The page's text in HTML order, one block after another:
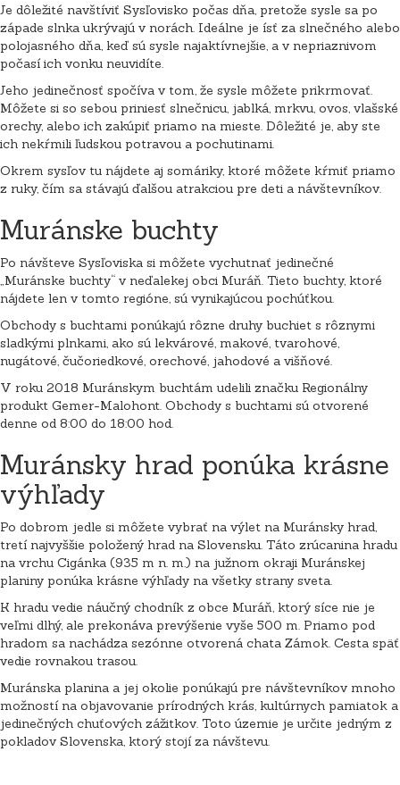
Je dôležité navštíviť Sysľovisko počas dňa, pretože sysle sa po
západe slnka ukrývajú v norách. Ideálne je ísť za slnečného alebo
polojasného dňa, keď sú sysle najaktívnejšie, a v nepriaznivom
počasí ich vonku neuvidíte.
Jeho jedinečnosť spočíva v tom, že sysle môžete prikrmovať.
Môžete si so sebou priniesť slnečnicu, jablká, mrkvu, ovos, vlašské
orechy, alebo ich zakúpiť priamo na mieste. Dôležité je, aby ste
ich nekŕmili ľudskou potravou a pochutinami.
Okrem sysľov tu nájdete aj somáriky, ktoré môžete kŕmiť priamo
z ruky, čím sa stávajú ďalšou atrakciou pre deti a návštevníkov.
Muránske buchty
Po návšteve Sysľoviska si môžete vychutnať jedinečné
„Muránske buchty“ v neďalekej obci Muráň. Tieto buchty, ktoré
nájdete len v tomto regióne, sú vynikajúcou pochúťkou.
Obchody s buchtami ponúkajú rôzne druhy buchiet s rôznymi
sladkými plnkami, ako sú lekvárové, makové, tvarohové,
nugátové, čučoriedkové, orechové, jahodové a višňové.
V roku 2018 Muránskym buchtám udelili značku Regionálny
produkt Gemer-Malohont. Obchody s buchtami sú otvorené
denne od 8:00 do 18:00 hod.
Muránsky hrad ponúka krásne
výhľady
Po dobrom jedle si môžete vybrať na výlet na Muránsky hrad,
tretí najvyššie položený hrad na Slovensku. Táto zrúcanina hradu
na vrchu Cigánka (935 m n. m.) na južnom okraji Muránskej
planiny ponúka krásne výhľady na všetky strany sveta.
K hradu vedie náučný chodník z obce Muráň, ktorý síce nie je
veľmi dlhý, ale prekonáva prevýšenie vyše 500 m. Priamo pod
hradom sa nachádza sezónne otvorená chata Zámok. Cesta späť
vedie rovnakou trasou.
Muránska planina a jej okolie ponúkajú pre návštevníkov mnoho
možností na objavovanie prírodných krás, kultúrnych pamiatok a
jedinečných chuťových zážitkov. Toto územie je určite jedným z
pokladov Slovenska, ktorý stojí za návštevu.